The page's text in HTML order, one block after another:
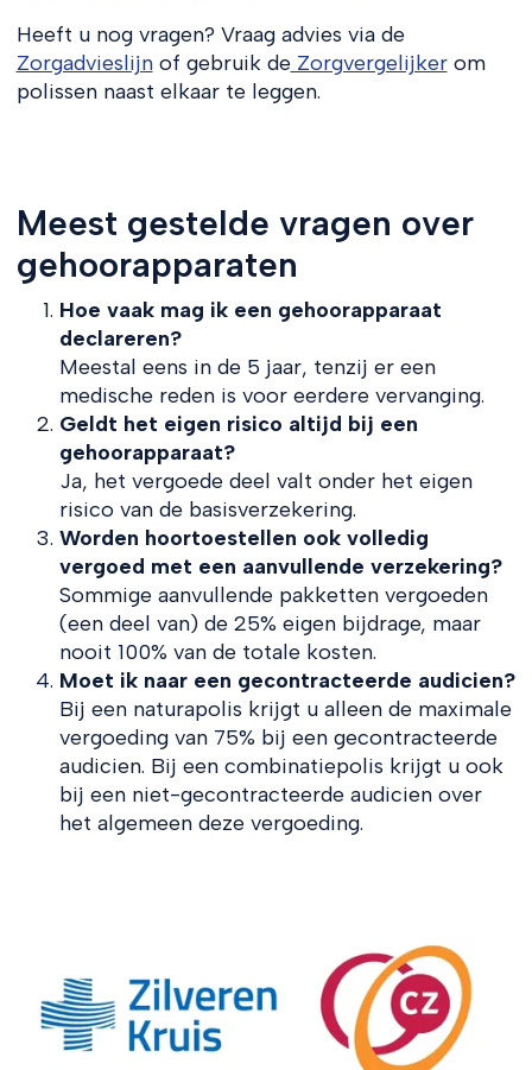
Heeft u nog vragen? Vraag advies via de
Zorgadvieslijnof gebruik deZorgvergelijkerom
polissen naast elkaar te leggen.
Meest gestelde vragen over
gehoorapparaten
Hoe vaak mag ik een gehoorapparaat
declareren?
Meestal eens in de 5 jaar, tenzij er een
medische reden is voor eerdere vervanging.
Geldt het eigen risico altijd bij een
gehoorapparaat?
Ja, het vergoede deel valt onder het eigen
risico van de basisverzekering.
Worden hoortoestellen ook volledig
vergoed met een aanvullende verzekering?
Sommige aanvullende pakketten vergoeden
(een deel van) de 25% eigen bijdrage, maar
nooit 100% van de totale kosten.
Moet ik naar een gecontracteerde audicien?
Bij een naturapolis krijgt u alleen de maximale
vergoeding van 75% bij een gecontracteerde
audicien. Bij een combinatiepolis krijgt u ook
bij een niet-gecontracteerde audicien over
het algemeen deze vergoeding.